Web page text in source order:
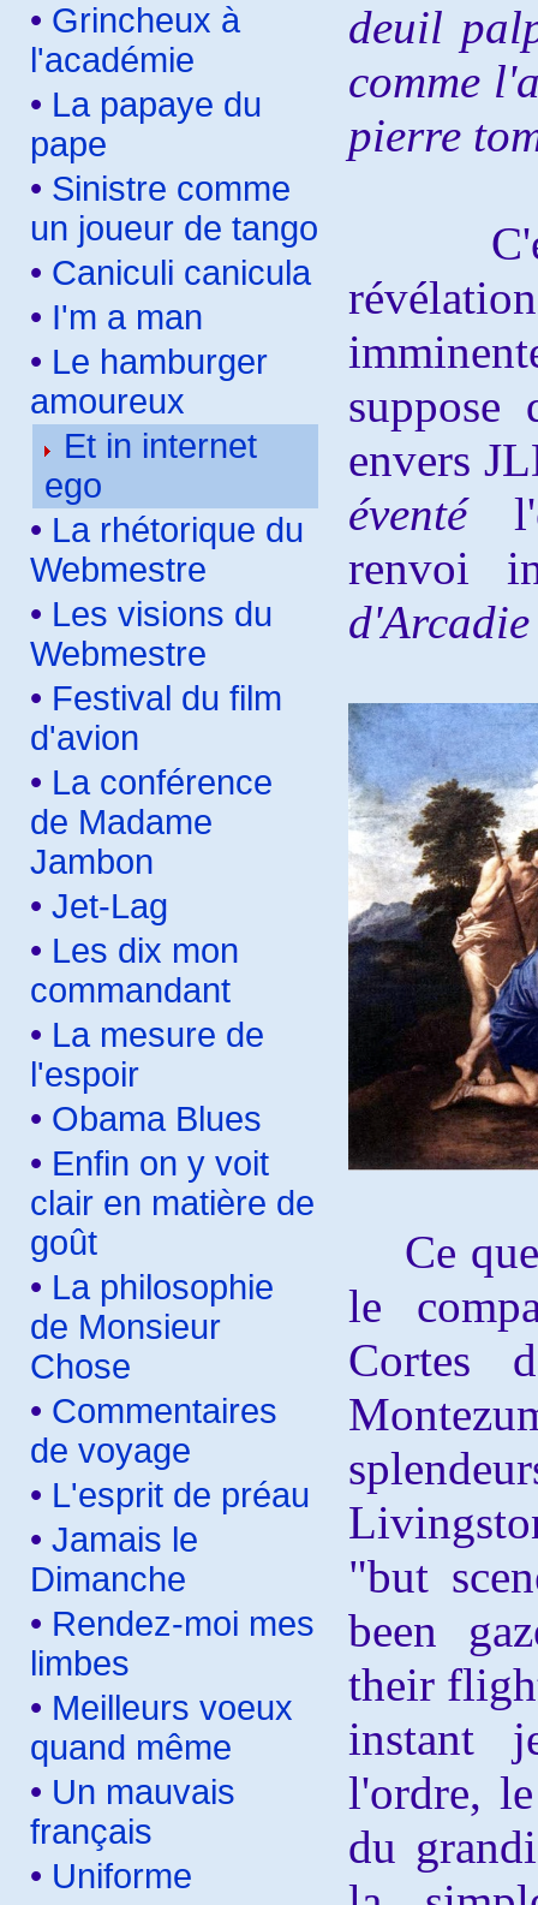
• Grincheux à
l'académie
• La papaye du
pape
• Sinistre comme
un joueur de tango
• Caniculi canicula
• I'm a man
• Le hamburger
amoureux
Et in internet
ego
• La rhétorique du
Webmestre
• Les visions du
Webmestre
• Festival du film
d'avion
• La conférence
de Madame
Jambon
• Jet-Lag
• Les dix mon
commandant
• La mesure de
l'espoir
• Obama Blues
• Enfin on y voit
clair en matière de
goût
• La philosophie
de Monsieur
Chose
• Commentaires
de voyage
• L'esprit de préau
• Jamais le
Dimanche
• Rendez-moi mes
limbes
• Meilleurs voeux
quand même
• Un mauvais
français
• Uniforme
deuil
comme
pierre
suppose
envers
éventé
renvoi
d'Arcadie
Ce que
le
Cortes
"but
been
their
instant
l'ordre,
du